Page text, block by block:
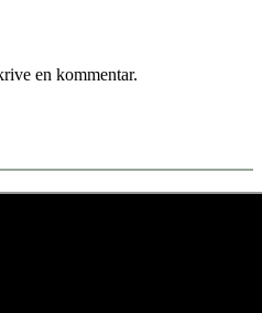
en kommentar.